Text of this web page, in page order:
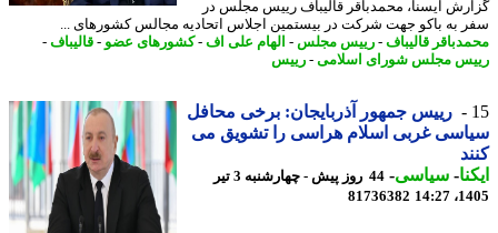
ایسنا، محمدباقر قالیباف رییس مجلس در
به باکو جهت شرکت در بیستمین اجلاس اتحادیه مجالس کشورهای ...
قالیباف-رییس مجلس-الهام علی اف- کشورهای عضو-قالیباف-
مجلس شورای اسلامی-رییس
رییس جمهور آذربایجان: برخی محافل
غربی اسلام هراسی را تشویق می
-سیاسی-
44 روز پیش - چهارشنبه 3 تیر
81736382